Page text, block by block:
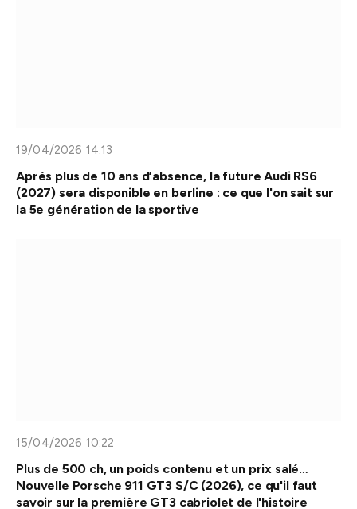
19/04/2026 14:13
Après plus de 10 ans d’absence, la future Audi RS6
(2027) sera disponible en berline : ce que l'on sait sur
la 5e génération de la sportive
15/04/2026 10:22
Plus de 500 ch, un poids contenu et un prix salé…
Nouvelle Porsche 911 GT3 S/C (2026), ce qu'il faut
savoir sur la première GT3 cabriolet de l'histoire